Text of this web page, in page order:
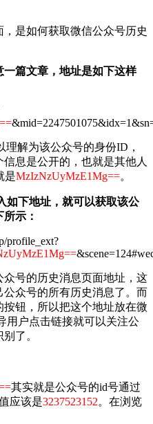
是如何获取微信公众号历史
篇文章，地址是如下这样
解为该公众号的身份ID，
息是公开的，也就是其他人
是MzIzNzUyMzE1Mg==。
如下地址，就可以获取该公
示：
profile_ext?
号的历史消息页面地址，这
众号的所有历史消息了。而
钮，所以把这个地址放在微
用户点击链接就可以关注公
了。
其实就是公众号的id号通过
应该是3237523152。在浏览